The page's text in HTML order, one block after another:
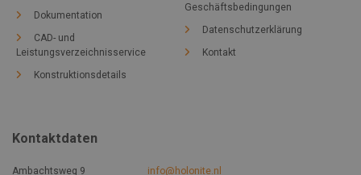
Dokumentation
CAD- und
Leistungsverzeichnisservice
Konstruktionsdetails
Geschäftsbedingungen
Datenschutzerklärung
Kontakt
Kontaktdaten
Ambachtsweg 9 info@holonite.nl